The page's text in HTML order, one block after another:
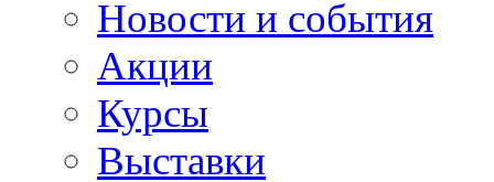
Новости и события
Акции
Курсы
Выставки